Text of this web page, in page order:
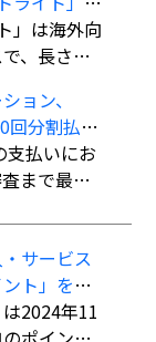
国・地域に
」は海外向
、長さ・
の荷物を
できる。
ット」より
跡サービ
ョン、
回分割払い
リコ分割払
支払いにお
まで最短5
分割払い
サービス
ト」を付
ント」への
2024年11